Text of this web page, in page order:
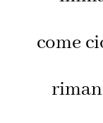
come